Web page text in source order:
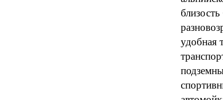
удобная